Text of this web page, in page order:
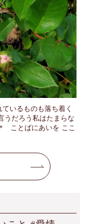
いるものも落ち着く
うだろう私はたまらな
ことばにあいを ここ